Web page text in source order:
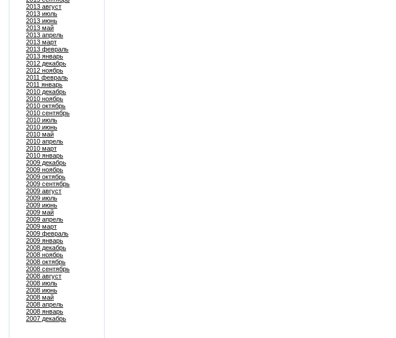
2013 август
2013 июль
2013 июнь
2013 май
2013 апрель
2013 март
2013 февраль
2013 январь
2012 декабрь
2012 ноябрь
2011 февраль
2011 январь
2010 декабрь
2010 ноябрь
2010 октябрь
2010 сентябрь
2010 июль
2010 июнь
2010 май
2010 апрель
2010 март
2010 январь
2009 декабрь
2009 ноябрь
2009 октябрь
2009 сентябрь
2009 август
2009 июль
2009 июнь
2009 май
2009 апрель
2009 март
2009 февраль
2009 январь
2008 декабрь
2008 ноябрь
2008 октябрь
2008 сентябрь
2008 август
2008 июль
2008 июнь
2008 май
2008 апрель
2008 январь
2007 декабрь